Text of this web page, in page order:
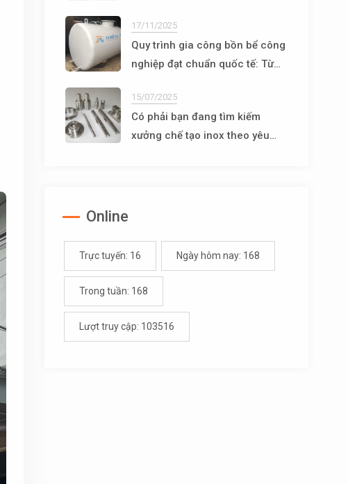
17/11/2025
Quy trình gia công bồn bể công
nghiệp đạt chuẩn quốc tế: Từ
15/07/2025
Có phải bạn đang tìm kiếm
xưởng chế tạo inox theo yêu
Online
Trực tuyến: 16 Ngày hôm nay: 168
Trong tuần: 168
Lượt truy cập: 103516